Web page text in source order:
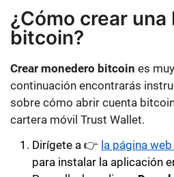
¿Cómo crear
bitcoin?
Crear monedero bitcoin es
continuación encontrarás
sobre cómo abrir cuenta
cartera móvil Trust Wallet.
Dirígete a 👉 la página
para instalar la aplicación